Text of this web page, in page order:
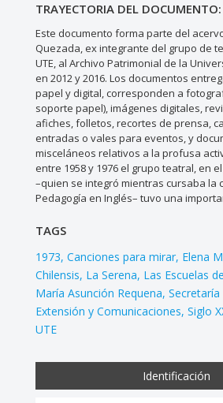
TRAYECTORIA DEL DOCUMENTO:
Este documento forma parte del
Quezada, ex integrante del grupo de
UTE, al Archivo Patrimonial de la
en 2012 y 2016. Los documentos
papel y digital, corresponden a
soporte papel), imágenes digitales,
afiches, folletos, recortes de prensa,
entradas o vales para eventos, y
misceláneos relativos a la profusa
entre 1958 y 1976 el grupo teatral, en
–quien se integró mientras cursaba la
Pedagogía en Inglés– tuvo una
TAGS
1973 Canciones para mirar Elena
Chilensis La Serena Las Escuelas
María Asunción Requena
Extensión y Comunicaciones Siglo
UTE
Identificación